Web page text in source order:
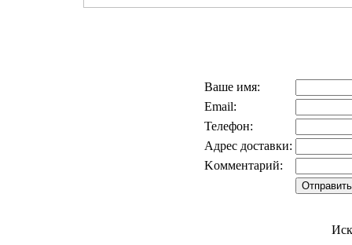
Ваше имя:
Email:
Телефон:
Адрес доставки:
Kомментарий: